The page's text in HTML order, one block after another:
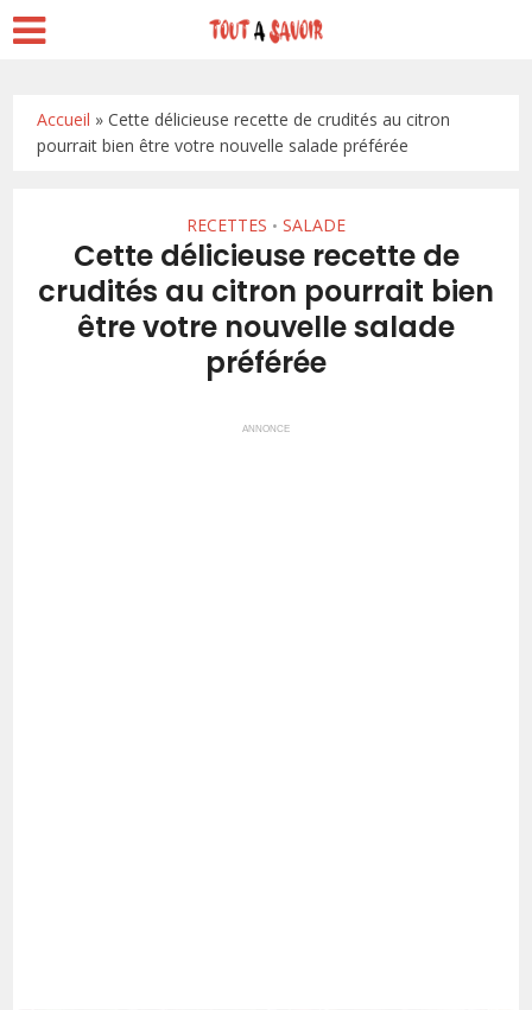
Accueil »Cette délicieuse recette de crudités au citron
pourrait bien être votre nouvelle salade préférée
RECETTES • SALADE
Cette délicieuse recette de
crudités au citron pourrait bien
être votre nouvelle salade
préférée
ANNONCE